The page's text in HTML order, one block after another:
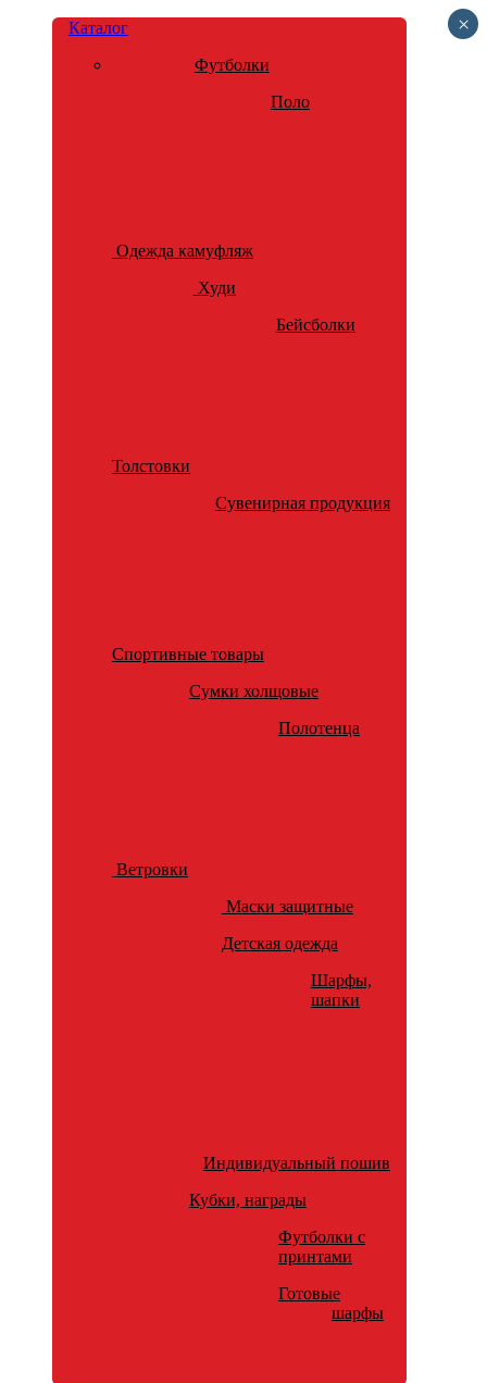
Каталог
Футболки
Поло
Одежда камуфляж
Худи
Бейсболки
Толстовки
Сувенирная продукция
Спортивные товары
Сумки холщовые
Полотенца
Ветровки
Маски защитные
Детская одежда
Шарфы,
шапки
Индивидуальный пошив
Кубки, награды
Футболки с
принтами
Готовые
шарфы
×